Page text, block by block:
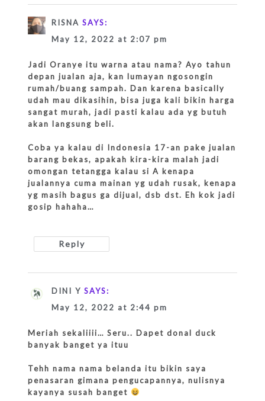
RISNA SAYS:
May 12, 2022 at 2:07 pm
Jadi Oranye itu warna atau nama? Ayo tahun
depan jualan aja, kan lumayan ngosongin
rumah/buang sampah. Dan karena basically
udah mau dikasihin, bisa juga kali bikin harga
sangat murah, jadi pasti kalau ada yg butuh
akan langsung beli.
Coba ya kalau di Indonesia 17-an pake jualan
barang bekas, apakah kira-kira malah jadi
omongan tetangga kalau si A kenapa
jualannya cuma mainan yg udah rusak, kenapa
yg masih bagus ga dijual, dsb dst. Eh kok jadi
gosip hahaha…
Reply
DINI Y SAYS:
May 12, 2022 at 2:44 pm
Meriah sekaliiii… Seru.. Dapet donal duck
banyak banget ya ituu
Tehh nama nama belanda itu bikin saya
penasaran gimana pengucapannya, nulisnya
kayanya susah banget